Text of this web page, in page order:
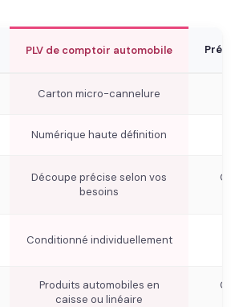
PLV de comptoir automobile
Carton micro-cannelure
Numérique haute définition
Découpe précise selon vos
besoins
Conditionné individuellement
Produits automobiles en
caisse ou linéaire